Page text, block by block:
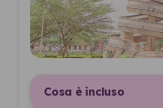
Cosa è incluso